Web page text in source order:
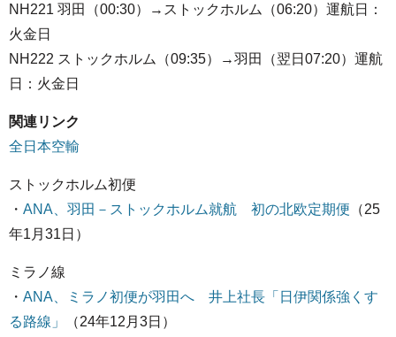
NH221 羽田（00:30）→ストックホルム（06:20）運航日：
火金日
NH222 ストックホルム（09:35）→羽田（翌日07:20）運航
日：火金日
関連リンク
全日本空輸
ストックホルム初便
・ ANA、羽田－ストックホルム就航 初の北欧定期便 （25
年1月31日）
ミラノ線
・ ANA、ミラノ初便が羽田へ 井上社長「日伊関係強くす
る路線」
（24年12月3日）